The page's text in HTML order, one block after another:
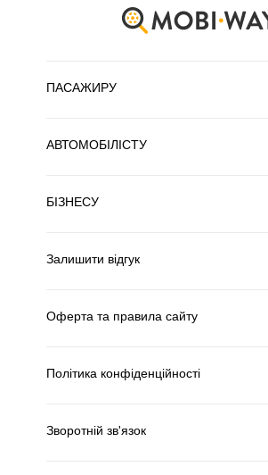
ПАСАЖИРУ
АВТОМОБІЛІСТУ
БІЗНЕСУ
Залишити відгук
Оферта та правила сайту
Політика конфіденційності
Зворотній зв'язок